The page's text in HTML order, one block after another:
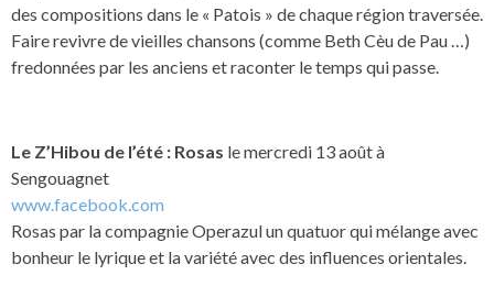
des compositions dans le « Patois » de chaque région traversée.
Faire revivre de vieilles chansons (comme Beth Cèu de Pau …)
fredonnées par les anciens et raconter le temps qui passe.
Le Z’Hibou de l’été : Rosas le mercredi 13 août à
Sengouagnet
www.facebook.com
Rosas par la compagnie Operazul un quatuor qui mélange avec
bonheur le lyrique et la variété avec des influences orientales.